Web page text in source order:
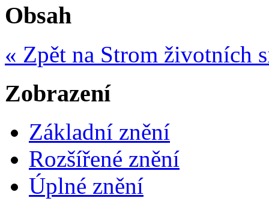
Obsah
« Zpět na Strom životních
Zobrazení
Základní znění
Rozšířené znění
Úplné znění